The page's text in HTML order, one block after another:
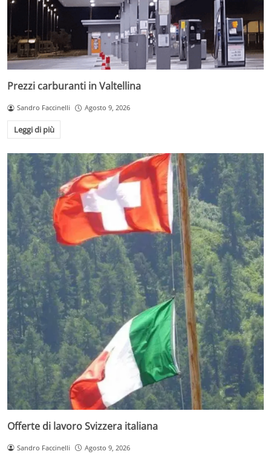
Prezzi carburanti in Valtellina
Sandro Faccinelli Agosto 9, 2026
Leggi di più
Offerte di lavoro Svizzera italiana
Sandro Faccinelli Agosto 9, 2026